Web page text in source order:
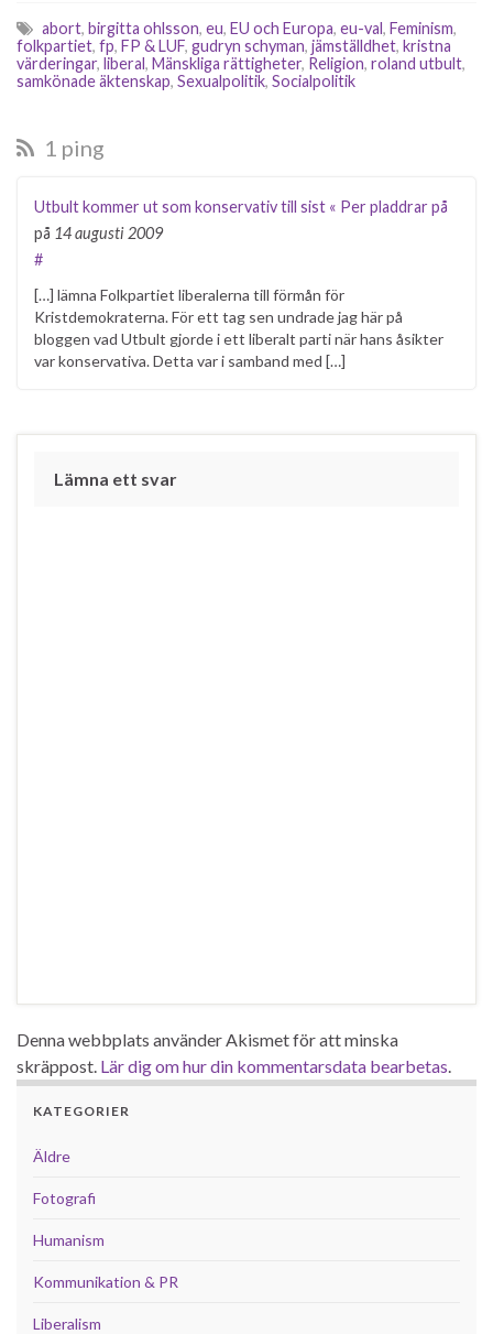
inte längre skymten av i
moderpartiet.…
abort, birgitta ohlsson, eu, EU och Europa, eu-val, Feminism,
folkpartiet, fp, FP & LUF, gudryn schyman, jämställdhet, kristna
värderingar, liberal, Mänskliga rättigheter, Religion, roland utbult,
samkönade äktenskap, Sexualpolitik, Socialpolitik
1 ping
Utbult kommer ut som konservativ till sist « Per pladdrar på
på 14 augusti 2009
#
[…] lämna Folkpartiet liberalerna till förmån för
Kristdemokraterna. För ett tag sen undrade jag här på
bloggen vad Utbult gjorde i ett liberalt parti när hans åsikter
var konservativa. Detta var i samband med […]
Lämna ett svar
Denna webbplats använder Akismet för att minska
skräppost. Lär dig om hur din kommentarsdata bearbetas.
KATEGORIER
Äldre
Fotografi
Humanism
Kommunikation & PR
Liberalism